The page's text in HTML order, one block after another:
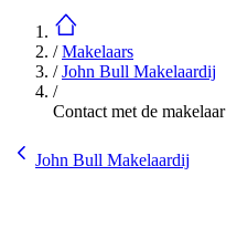
/Makelaars
/John Bull Makelaardij
/
Contact met de makelaar
John Bull Makelaardij